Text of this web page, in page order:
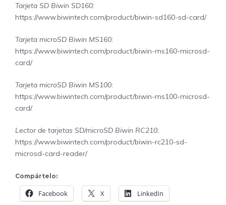
Tarjeta SD Biwin SD160:
https://www.biwintech.com/product/biwin-sd160-sd-card/
Tarjeta microSD Biwin MS160:
https://www.biwintech.com/product/biwin-ms160-microsd-
card/
Tarjeta microSD Biwin MS100:
https://www.biwintech.com/product/biwin-ms100-microsd-
card/
Lector de tarjetas SD/microSD Biwin RC210:
https://www.biwintech.com/product/biwin-rc210-sd-
microsd-card-reader/
Compártelo:
Facebook X LinkedIn